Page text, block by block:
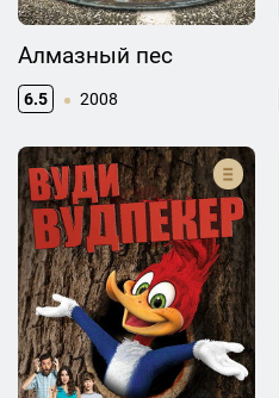
Алмазный пес
6.5 2008